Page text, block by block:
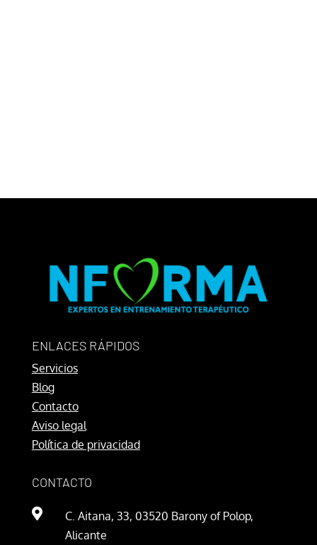
ENLACES RÁPIDOS
Servicios
Blog
Contacto
Aviso legal
Política de privacidad
CONTACTO

C. Aitana, 33, 03520 Barony of Polop,
Alicante